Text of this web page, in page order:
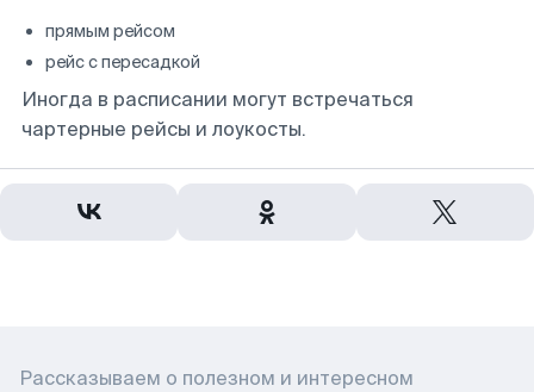
прямым рейсом
рейс с пересадкой
Иногда в расписании могут встречаться
чартерные рейсы и лоукосты.
Рассказываем о полезном и интересном